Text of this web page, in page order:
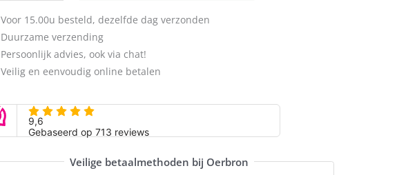
Voor 15.00u besteld, dezelfde dag verzonden
Duurzame verzending
Persoonlijk advies, ook via chat!
Veilig en eenvoudig online betalen
Veilige betaalmethoden bij Oerbron